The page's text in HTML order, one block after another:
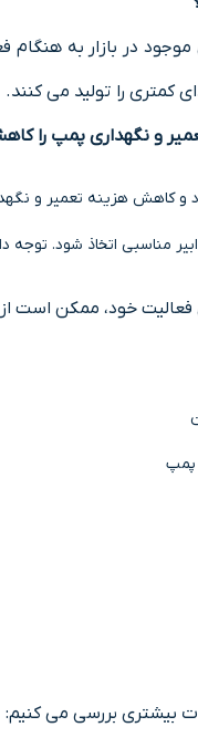
در بازار به هنگام
کمتری را تولید می کنند.
و نگهداری پمپ را
کاهش هزینه تعمیر و
مناسبی اتخاذ شود.
خود، ممکن است
پمپ
بیشتری بررسی می کنیم: